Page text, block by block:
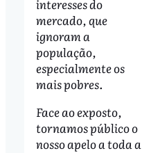
interesses do
mercado, que
ignoram a
população,
especialmente os
mais pobres.
Face ao exposto,
tornamos público o
nosso apelo a toda a